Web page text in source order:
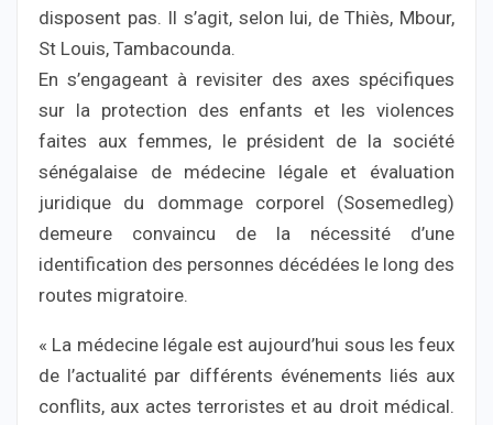
disposent pas. Il s’agit, selon lui, de Thiès, Mbour,
St Louis, Tambacounda.
En s’engageant à revisiter des axes spécifiques
sur la protection des enfants et les violences
faites aux femmes, le président de la société
sénégalaise de médecine légale et évaluation
juridique du dommage corporel (Sosemedleg)
demeure convaincu de la nécessité d’une
identification des personnes décédées le long des
routes migratoire.
« La médecine légale est aujourd’hui sous les feux
de l’actualité par différents événements liés aux
conflits, aux actes terroristes et au droit médical.